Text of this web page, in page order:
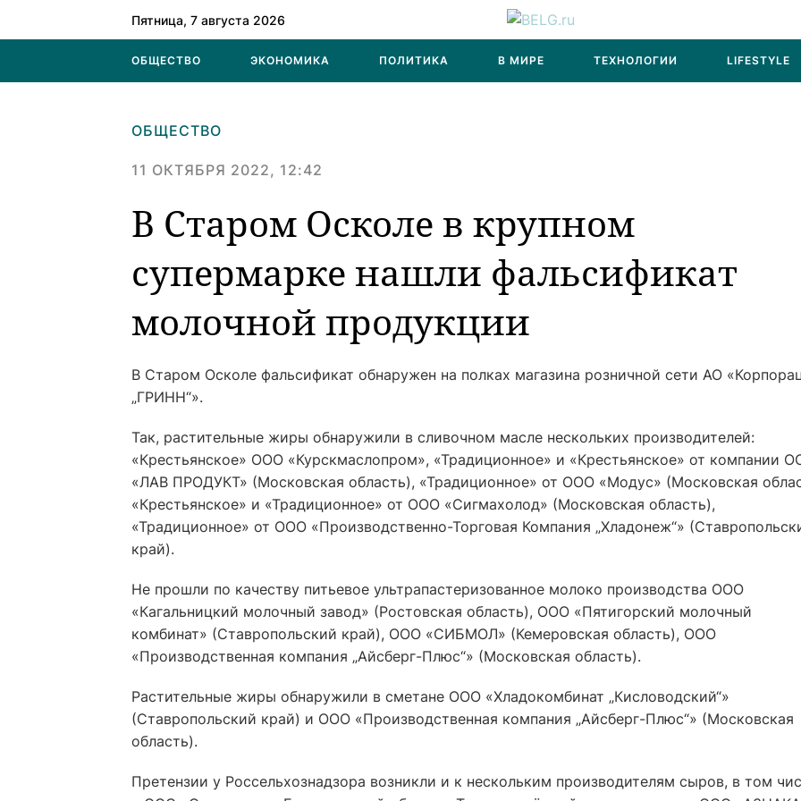
Пятница, 7 августа 2026
ОБЩЕСТВО ЭКОНОМИКА ПОЛИТИКА В МИРЕ ТЕХНОЛОГИИ LIFESTYLE
ОБЩЕСТВО
11 ОКТЯБРЯ 2022, 12:42
В Старом Осколе в крупном
супермарке нашли фальсификат
молочной продукции
В Старом Осколе фальсификат обнаружен на полках магазина розничной сети АО
„ГРИНН“».
Так, растительные жиры обнаружили в сливочном масле нескольких производителей:
«Крестьянское» ООО «Курскмаслопром», «Традиционное» и «Крестьянское» от компании
«ЛАВ ПРОДУКТ» (Московская область), «Традиционное» от ООО «Модус» (Московская
«Крестьянское» и «Традиционное» от ООО «Сигмахолод» (Московская область),
«Традиционное» от ООО «Производственно-Торговая Компания „Хладонеж“»
край).
Не прошли по качеству питьевое ультрапастеризованное молоко производства ООО
«Кагальницкий молочный завод» (Ростовская область), ООО «Пятигорский молочный
комбинат» (Ставропольский край), ООО «СИБМОЛ» (Кемеровская область), ООО
«Производственная компания „Айсберг-Плюс“» (Московская область).
Растительные жиры обнаружили в сметане ООО «Хладокомбинат „Кисловодский“»
(Ставропольский край) и ООО «Производственная компания „Айсберг-Плюс“» (Московская
область).
Претензии у Россельхознадзора возникли и к нескольким производителям сыров, в том